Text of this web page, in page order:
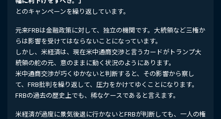
とのキャンペーンを繰り返しています。
元来FRBは金融政策に対して、独立の機関です。大統領など三権か
らは影響を受けてはならないことになっています。
しかし、米経済は、現在米中通商交渉と言うカードがトランプ大
統領の舵の元、意のままに動く状況のようにあります。
米中通商交渉が巧くゆかないと判断すると、その影響から察し
て、FRB批判を繰り返して、圧力をかけてゆくことになります。
FRBの過去の歴史上でも、稀なケースであると言えます。
米経済が過度に景気後退に行かないとFRBが判断しても、一人の権